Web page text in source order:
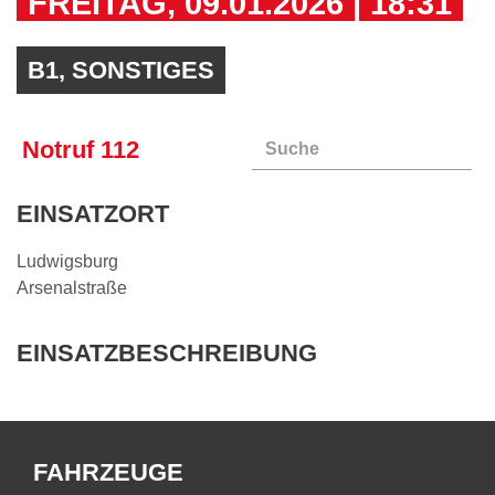
Service und Kontakt
Oft gefragt
Feedback
Notruf 112
B1, SONSTIGES
EINSATZORT
Ludwigsburg
Arsenalstraße
EINSATZBESCHREIBUNG
FAHRZEUGE